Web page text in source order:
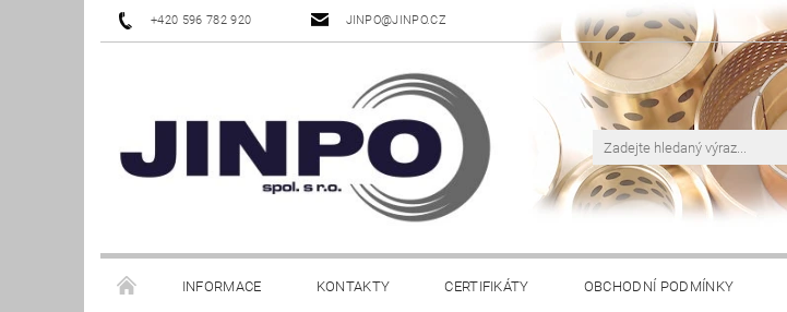
+420 596 782 920 JINPO@JINPO.CZ
INFORMACE KONTAKTY CERTIFIKÁTY OBCHODNÍ PODMÍNKY